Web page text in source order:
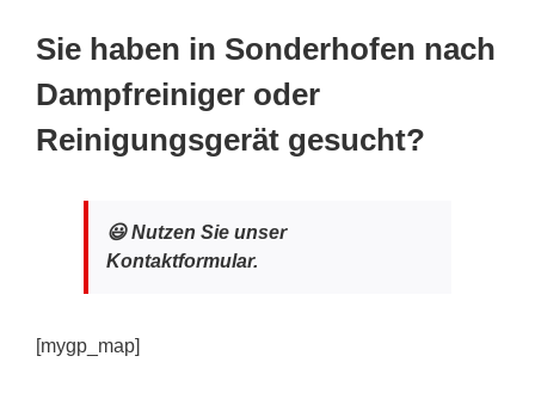
Sie haben in Sonderhofen nach
Dampfreiniger oder
Reinigungsgerät gesucht?
😃 Nutzen Sie unser
Kontaktformular.
[mygp_map]